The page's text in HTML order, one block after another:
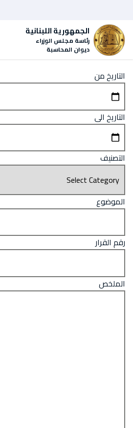
الجمهورية اللبنانية
رئاسة مجلس الوزراء
ديوان المحاسبة
التاريخ من
التاريخ الى
التصنيف
الموضوع
رقم القرار
الملخص